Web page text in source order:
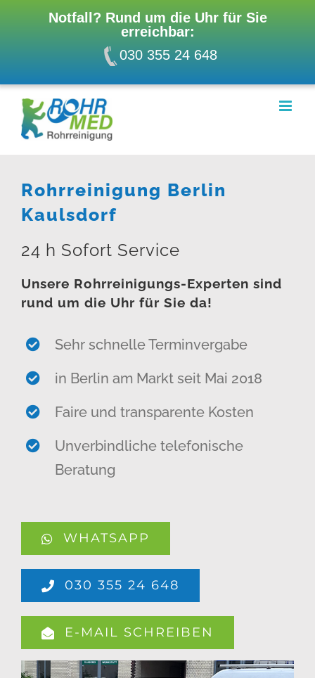
Notfall? Rund um die Uhr für Sie
erreichbar:
030 355 24 648
Inhalt
springen
Rohrreinigung Berlin
Kaulsdorf
24 h Sofort Service
Unsere Rohrreinigungs-Experten sind
rund um die Uhr für Sie da!
Sehr schnelle Terminvergabe
in Berlin am Markt seit Mai 2018
Faire und transparente Kosten
Unverbindliche telefonische
Beratung
WHATSAPP
030 355 24 648
E-MAIL SCHREIBEN